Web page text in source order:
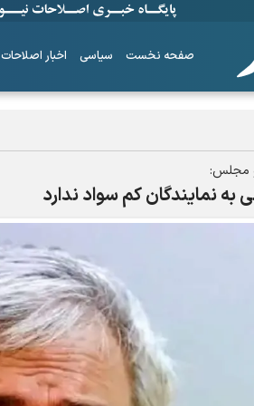
صفحه نخست سیاسی اخبار اصلاحات
مجلس:
نمایندگان کم سواد ندارد